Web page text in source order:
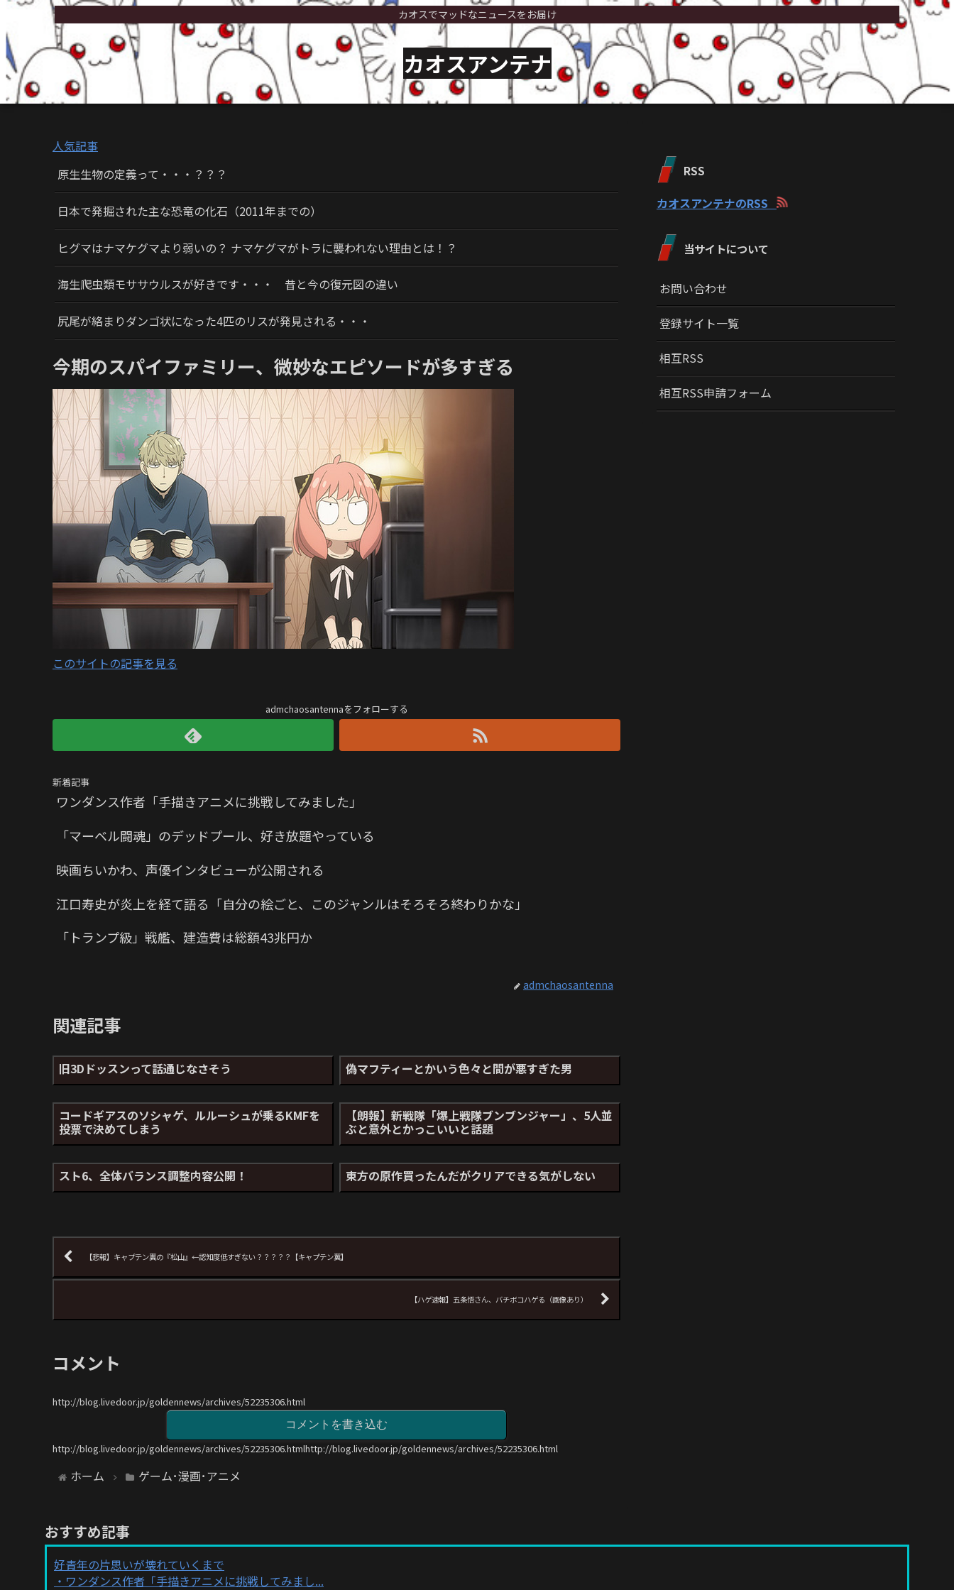
カオスでマッドなニュースをお届け
カオスアンテナ
人気記事
原生生物の定義って・・・？？？
日本で発掘された主な恐竜の化石（2011年までの）
ヒグマはナマケグマより弱いの？ ナマケグマがトラに襲われない理由とは！？
海生爬虫類モササウルスが好きです・・・ 昔と今の復元図の違い
尻尾が絡まりダンゴ状になった4匹のリスが発見される・・・
今期のスパイファミリー、微妙なエピソードが多すぎる
このサイトの記事を見る
admchaosantennaをフォローする
新着記事
ワンダンス作者「手描きアニメに挑戦してみました」
「マーベル闘魂」のデッドプール、好き放題やっている
映画ちいかわ、声優インタビューが公開される
江口寿史が炎上を経て語る「自分の絵ごと、このジャンルはそろそろ終わりかな」
「トランプ級」戦艦、建造費は総額43兆円か
admchaosantenna
関連記事
旧3Dドッスンって話通じなさそう 偽マフティーとかいう色々と間が悪すぎた男
コードギアスのソシャゲ、ルルーシュが乗るKMFを
投票で決めてしまう
【朗報】新戦隊「爆上戦隊ブンブンジャー」、5人並
ぶと意外とかっこいいと話題
スト6、全体バランス調整内容公開！ 東方の原作買ったんだがクリアできる気がしない
【悲報】キャプテン翼の『松山』←認知度低すぎない？？？？？【キャプテン翼】
【ハゲ速報】五条悟さん、バチボコハゲる（画像あり）
コメント
http://blog.livedoor.jp/goldennews/archives/52235306.html
コメントを書き込む
http://blog.livedoor.jp/goldennews/archives/52235306.htmlhttp://blog.livedoor.jp/goldennews/archives/52235306.html
ホーム ゲーム･漫画･アニメ
RSS
カオスアンテナのRSS
当サイトについて
お問い合わせ
登録サイト一覧
相互RSS
相互RSS申請フォーム
おすすめ記事
好青年の片思いが壊れていくまで
ワンダンス作者「手描きアニメに挑戦してみまし...